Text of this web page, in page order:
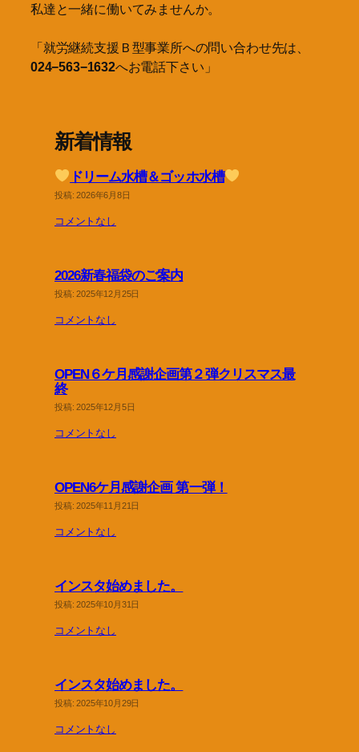
私達と一緒に働いてみませんか。
「就労継続支援Ｂ型事業所への問い合わせ先は、
024−563−1632へお電話下さい」
新着情報
ドリーム水槽＆ゴッホ水槽
投稿: 2026年6月8日
コメントなし
2026新春福袋のご案内
投稿: 2025年12月25日
コメントなし
OPEN６ケ月感謝企画第２弾クリスマス最
終
投稿: 2025年12月5日
コメントなし
OPEN6ケ月感謝企画 第一弾！
投稿: 2025年11月21日
コメントなし
インスタ始めました。
投稿: 2025年10月31日
コメントなし
インスタ始めました。
投稿: 2025年10月29日
コメントなし